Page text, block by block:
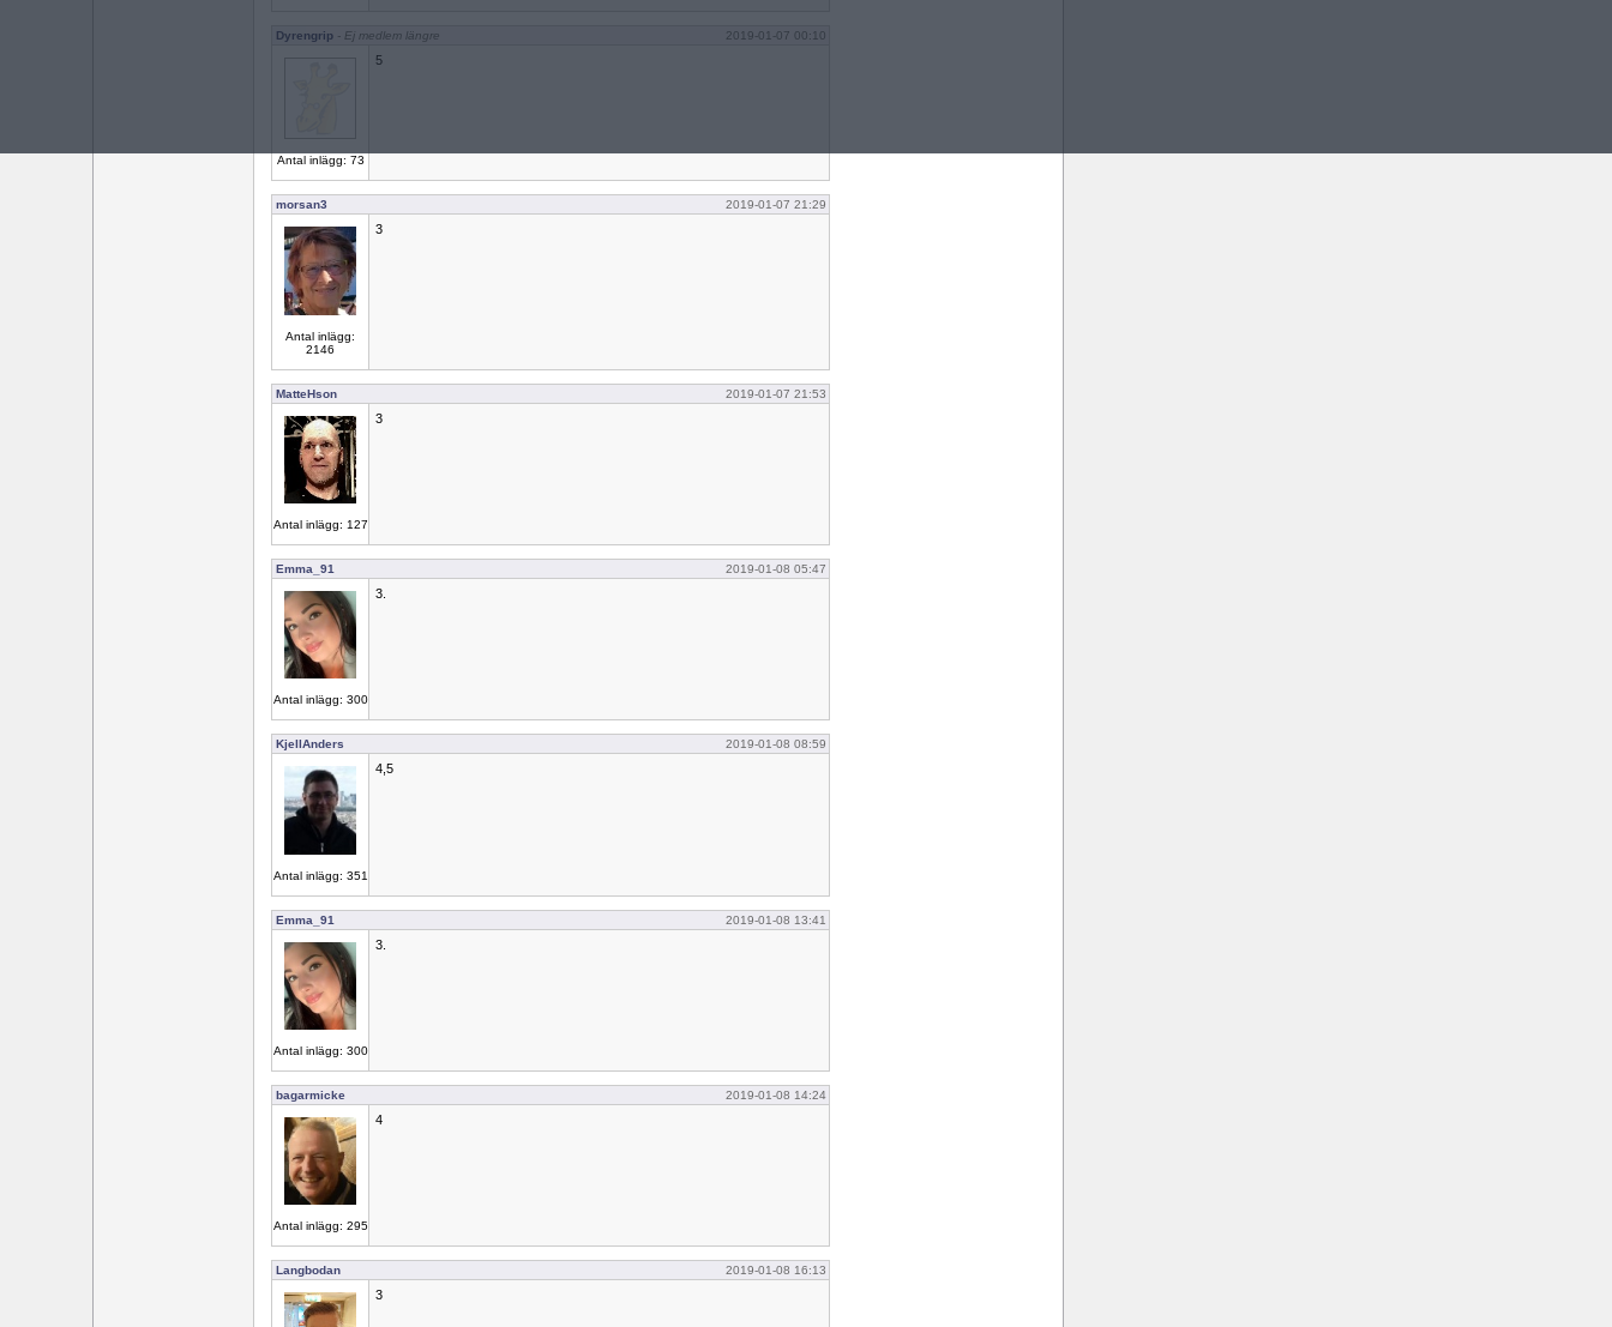
Dyrengrip - Ej medlem längre 2019-01-07 00:10
Antal inlägg: 73
5
morsan3 2019-01-07 21:29
Antal inlägg:
2146
3
MatteHson 2019-01-07 21:53
Antal inlägg: 127
3
Emma_91 2019-01-08 05:47
Antal inlägg: 300
3.
KjellAnders 2019-01-08 08:59
Antal inlägg: 351
4,5
Emma_91 2019-01-08 13:41
Antal inlägg: 300
3.
bagarmicke 2019-01-08 14:24
Antal inlägg: 295
4
Langbodan 2019-01-08 16:13
3